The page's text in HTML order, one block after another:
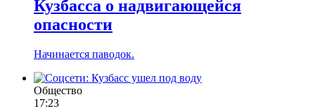
Кузбасса о надвигающейся
опасности
Начинается паводок.
Общество
17:23